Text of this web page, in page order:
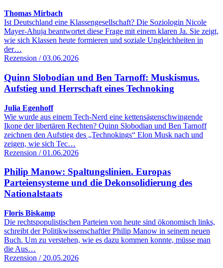
Thomas Mirbach
Ist Deutschland eine Klassengesellschaft? Die Soziologin Nicole
Mayer-Ahuja beantwortet diese Frage mit einem klaren Ja. Sie zeigt,
wie sich Klassen heute formieren und soziale Ungleichheiten in
der…
Rezension / 03.06.2026
Quinn Slobodian und Ben Tarnoff: Muskismus.
Aufstieg und Herrschaft eines Technoking
Julia Egenhoff
Wie wurde aus einem Tech-Nerd eine kettensägenschwingende
Ikone der libertären Rechten? Quinn Slobodian und Ben Tarnoff
zeichnen den Aufstieg des „Technokings“ Elon Musk nach und
zeigen, wie sich Tec…
Rezension / 01.06.2026
Philip Manow: Spaltungslinien. Europas
Parteiensysteme und die Dekonsolidierung des
Nationalstaats
Floris Biskamp
Die rechtspopulistischen Parteien von heute sind ökonomisch links,
schreibt der Politikwissenschaftler Philip Manow in seinem neuen
Buch. Um zu verstehen, wie es dazu kommen konnte, müsse man
die Aus…
Rezension / 20.05.2026